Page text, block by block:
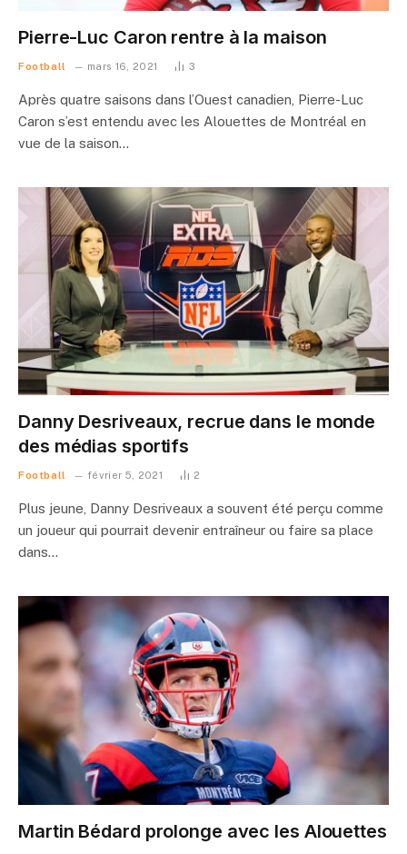
Pierre-Luc Caron rentre à la maison
Football mars 16, 2021 3
Après quatre saisons dans l’Ouest canadien, Pierre-Luc
Caron s’est entendu avec les Alouettes de Montréal en
vue de la saison…
Danny Desriveaux, recrue dans le monde
des médias sportifs
Football février 5, 2021 2
Plus jeune, Danny Desriveaux a souvent été perçu comme
un joueur qui pourrait devenir entraîneur ou faire sa place
dans…
Martin Bédard prolonge avec les Alouettes